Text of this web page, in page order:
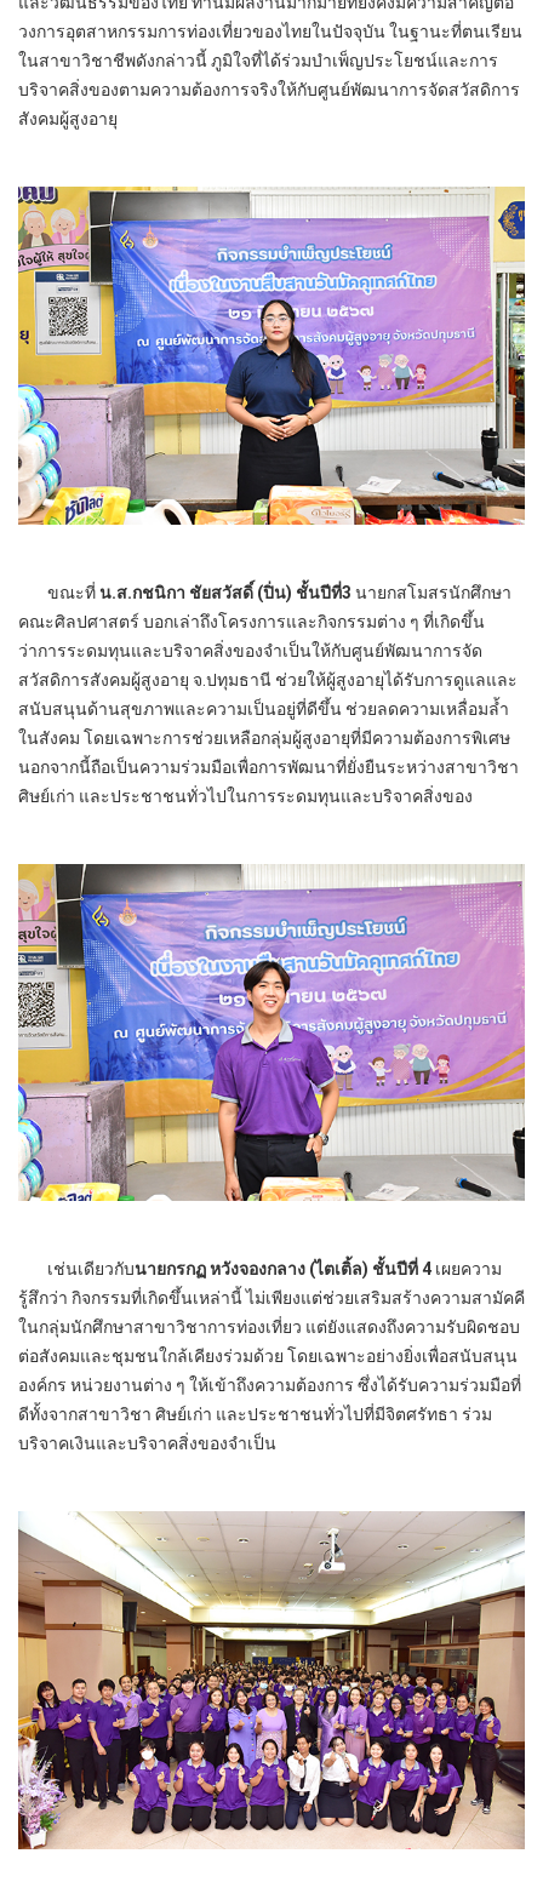
วงการอุตสาหกรรมการท่องเที่ยวของไทยในปัจจุบัน ในฐานะที่ตนเรียน
ในสาขาวิชาชีพดังกล่าวนี้ ภูมิใจที่ได้ร่วมบำเพ็ญประโยชน์และการ
บริจาคสิ่งของตามความต้องการจริงให้กับศูนย์พัฒนาการจัดสวัสดิการ
สังคมผู้สูงอายุ
ขณะที่น.ส.กชนิกา ชัยสวัสดิ์ (ปิ่น) ชั้นปีที่3 นายกสโมสรนักศึกษา
คณะศิลปศาสตร์ บอกเล่าถึงโครงการและกิจกรรมต่าง ๆ ที่เกิดขึ้น
ว่าการระดมทุนและบริจาคสิ่งของจำเป็นให้กับศูนย์พัฒนาการจัด
สวัสดิการสังคมผู้สูงอายุ จ.ปทุมธานี ช่วยให้ผู้สูงอายุได้รับการดูแลและ
สนับสนุนด้านสุขภาพและความเป็นอยู่ที่ดีขึ้น ช่วยลดความเหลื่อมล้ำ
ในสังคม โดยเฉพาะการช่วยเหลือกลุ่มผู้สูงอายุที่มีความต้องการพิเศษ
นอกจากนี้ถือเป็นความร่วมมือเพื่อการพัฒนาที่ยั่งยืนระหว่างสาขาวิชา
ศิษย์เก่า และประชาชนทั่วไปในการระดมทุนและบริจาคสิ่งของ
เช่นเดียวกับนายกรกฏ หวังจองกลาง (ไตเติ้ล) ชั้นปีที่ 4 เผยความ
รู้สึกว่า กิจกรรมที่เกิดขึ้นเหล่านี้ ไม่เพียงแต่ช่วยเสริมสร้างความสามัคคี
ในกลุ่มนักศึกษาสาขาวิชาการท่องเที่ยว แต่ยังแสดงถึงความรับผิดชอบ
ต่อสังคมและชุมชนใกล้เคียงร่วมด้วย โดยเฉพาะอย่างยิ่งเพื่อสนับสนุน
องค์กร หน่วยงานต่าง ๆ ให้เข้าถึงความต้องการ ซึ่งได้รับความร่วมมือที่
ดีทั้งจากสาขาวิชา ศิษย์เก่า และประชาชนทั่วไปที่มีจิตศรัทธา ร่วม
บริจาคเงินและบริจาคสิ่งของจำเป็น